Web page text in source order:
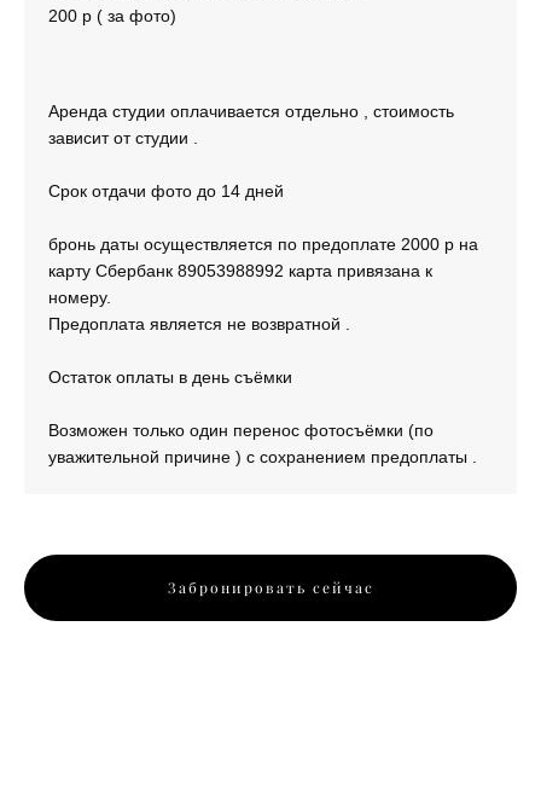
200 р ( за фото)
Аренда студии оплачивается отдельно , стоимость
зависит от студии .
Срок отдачи фото до 14 дней
бронь даты осуществляется по предоплате 2000 р на
карту Сбербанк 89053988992 карта привязана к
номеру.
Предоплата является не возвратной .
Остаток оплаты в день съёмки
Возможен только один перенос фотосъёмки (по
уважительной причине ) с сохранением предоплаты .
Забронировать сейчас